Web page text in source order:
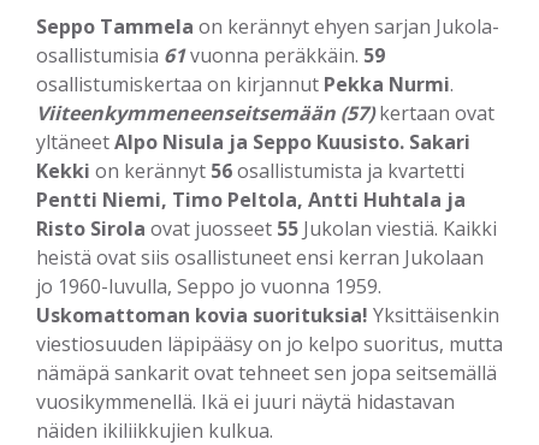
Seppo Tammela on kerännyt ehyen sarjan Jukola-
osallistumisia 61vuonna peräkkäin. 59
osallistumiskertaa on kirjannut Pekka Nurmi.
Viiteenkymmeneenseitsemään (57) kertaan ovat
yltäneetAlpo Nisula ja Seppo Kuusisto. Sakari
Kekki on kerännyt 56osallistumista ja kvartetti
Pentti Niemi, Timo Peltola, Antti Huhtala ja
Risto Sirola ovat juosseet 55 Jukolan viestiä. Kaikki
heistä ovat siis osallistuneet ensi kerran Jukolaan
jo 1960-luvulla, Seppo jo vuonna 1959.
Uskomattoman kovia suorituksia! Yksittäisenkin
viestiosuuden läpipääsy on jo kelpo suoritus, mutta
nämäpä sankarit ovat tehneet sen jopa seitsemällä
vuosikymmenellä. Ikä ei juuri näytä hidastavan
näiden ikiliikkujien kulkua.